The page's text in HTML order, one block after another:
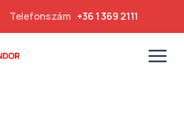
Telefonszám +36 1 369 2111